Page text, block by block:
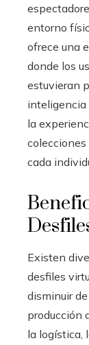
entorno
ofrece una
donde los
estuvieran
inteligencia
la
cada
Existen
desfiles
disminuir
producción
la logística,